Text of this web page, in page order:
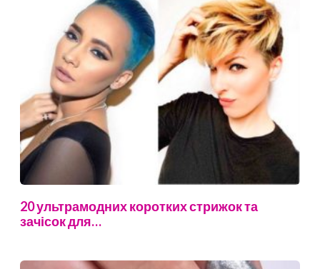
20 ультрамодних коротких стрижок та
зачісок для…